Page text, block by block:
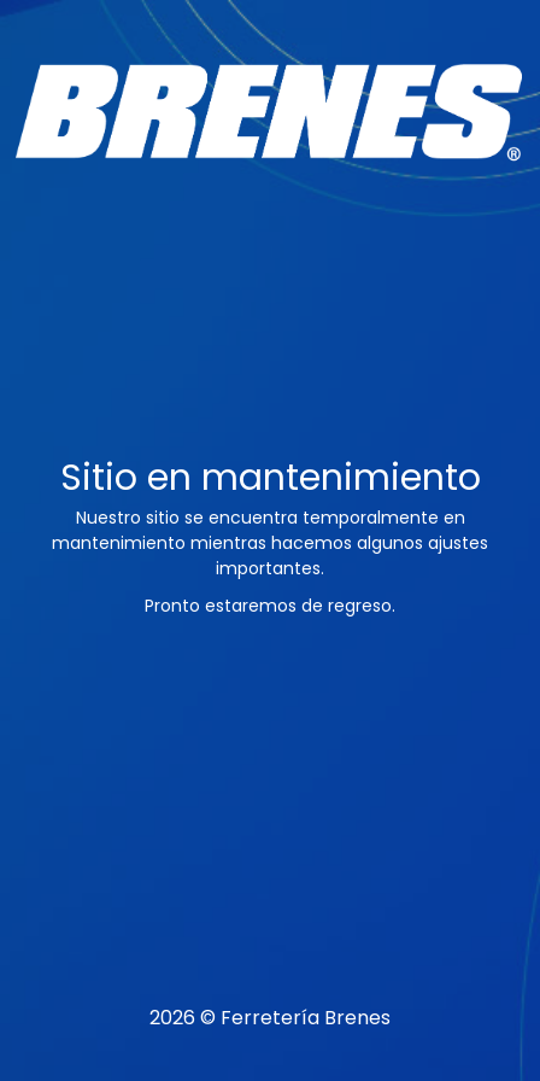
Sitio en mantenimiento
Nuestro sitio se encuentra temporalmente en
mantenimiento mientras hacemos algunos ajustes
importantes.
Pronto estaremos de regreso.
2026 © Ferretería Brenes